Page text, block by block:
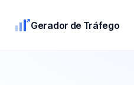
Gerador de Tráfego